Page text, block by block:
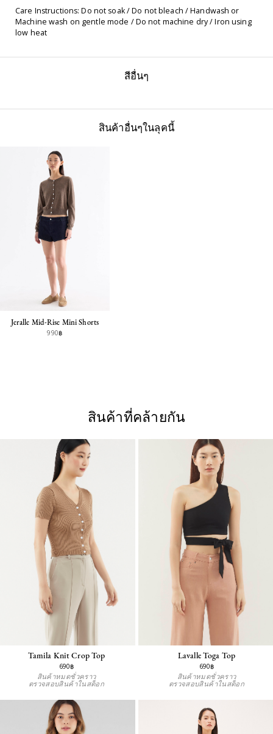
Care Instructions: Do not soak / Do not bleach / Handwash or
Machine wash on gentle mode / Do not machine dry / Iron using
low heat
สีอื่นๆ
สินค้าอื่นๆในลุคนี้
Jeralle Mid-Rise Mini Shorts
990฿
สินค้าที่คล้ายกัน
Tamila Knit Crop Top
690฿
สินค้าหมดชั่วคราว
ตรวจสอบสินค้าในสต็อก
Lavalle Toga Top
690฿
สินค้าหมดชั่วคราว
ตรวจสอบสินค้าในสต็อก